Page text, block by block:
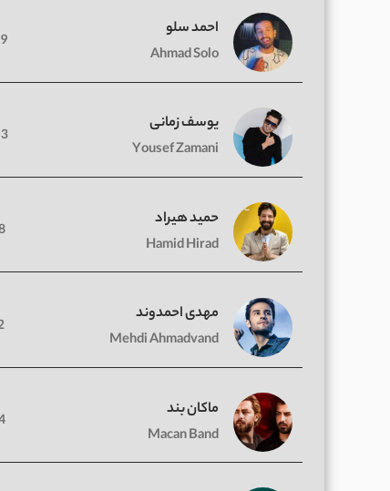
احمد سلو
Ahmad Solo
یوسف زمانی
Yousef Zamani
حمید هیراد
Hamid Hirad
مهدی احمدوند
Mehdi Ahmadvand
ماکان بند
Macan Band